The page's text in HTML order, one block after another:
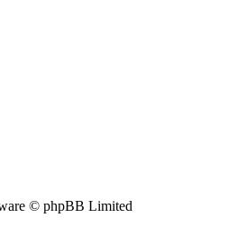
© phpBB Limited